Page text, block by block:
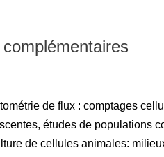
de flux : comptages
études de populations
de cellules animales: